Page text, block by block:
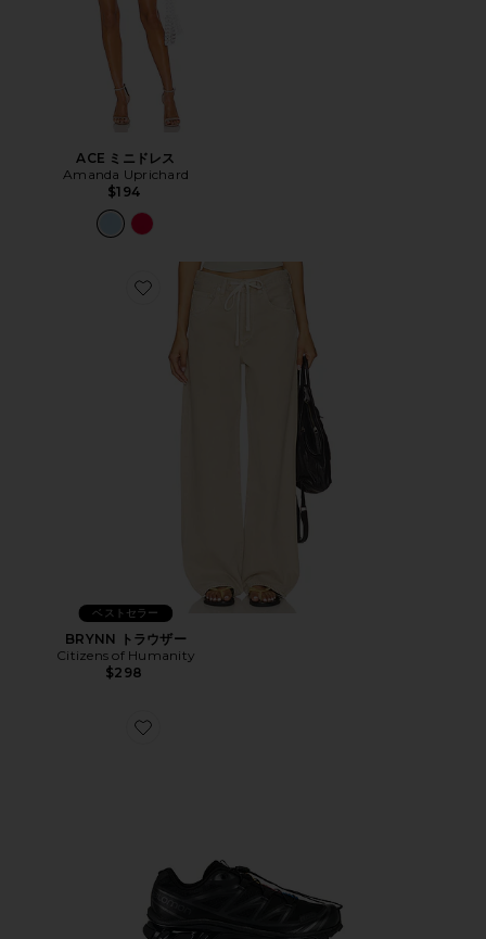
ACE ミニドレス
Amanda Uprichard
$194
Favorite BRYNN トラウザー
ベストセラー
BRYNN トラウザー
Citizens of Humanity
$298
Favorite XT-6 ハイカースニーカー